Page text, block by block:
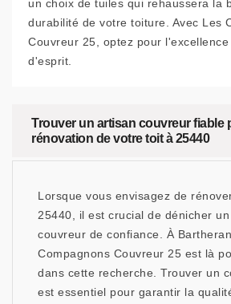
un choix de tuiles qui rehaussera la
durabilité de votre toiture. Avec Les
Couvreur 25, optez pour
d'esprit.
Trouver un artisan couvreur fiable
rénovation de votre toit à 25440
Lorsque vous envisagez de
25440, il est crucial de dénicher
couvreur de confiance. À
Compagnons Couvreur 25 est là
dans cette recherche. Trouver un
est essentiel pour garantir la